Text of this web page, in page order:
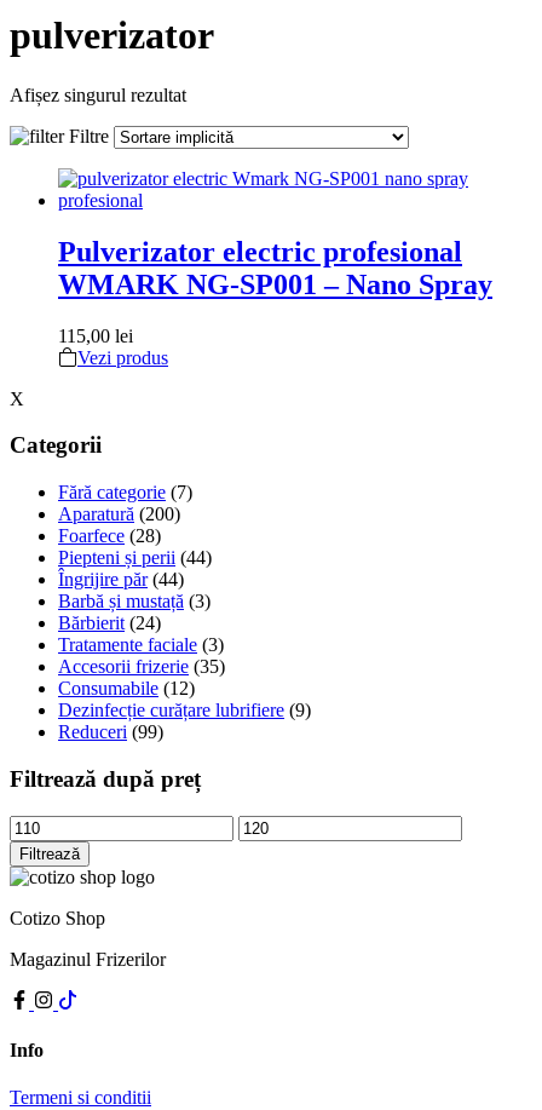
pulverizator
Afișez singurul rezultat
Filtre
Pulverizator electric profesional
WMARK NG-SP001 – Nano Spray
115,00 lei
Vezi produs
X
Categorii
Fără categorie (7)
Aparatură (200)
Foarfece (28)
Piepteni și perii (44)
Îngrijire păr (44)
Barbă și mustață (3)
Bărbierit (24)
Tratamente faciale (3)
Accesorii frizerie (35)
Consumabile (12)
Dezinfecție curățare lubrifiere (9)
Reduceri (99)
Filtrează după preț
Preț
minim
Preț
maxim
Filtrează
Cotizo Shop
Magazinul Frizerilor
Info
Termeni si conditii